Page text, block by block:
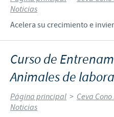
Noticias
Acelera su crecimiento e
Curso de
Animales de
Página principal > Ceva Cono
Noticias